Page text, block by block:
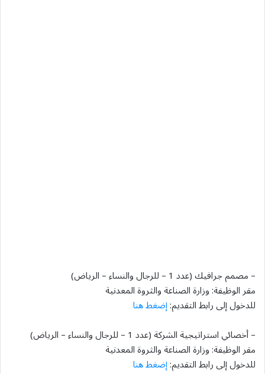
– مصمم جرافيك (عدد 1 – للرجال والنساء – الرياض)
مقر الوظيفة: وزارة الصناعة والثروة المعدنية
للدخول إلى رابط التقديم:إضغط هنا
– أخصائي استراتيجية الشركة (عدد 1 – للرجال والنساء – الرياض)
مقر الوظيفة: وزارة الصناعة والثروة المعدنية
للدخول إلى رابط التقديم:إضغط هنا